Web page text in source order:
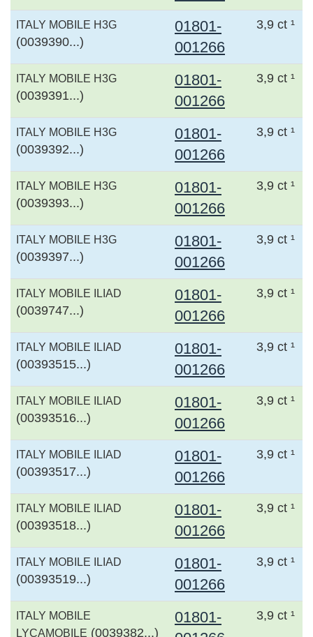
ITALY MOBILE H3G
(0039390...)
01801-
001266
3,9 ct ¹
ITALY MOBILE H3G
(0039391...)
01801-
001266
3,9 ct ¹
ITALY MOBILE H3G
(0039392...)
01801-
001266
3,9 ct ¹
ITALY MOBILE H3G
(0039393...)
01801-
001266
3,9 ct ¹
ITALY MOBILE H3G
(0039397...)
01801-
001266
3,9 ct ¹
ITALY MOBILE ILIAD
(0039747...)
01801-
001266
3,9 ct ¹
ITALY MOBILE ILIAD
(00393515...)
01801-
001266
3,9 ct ¹
ITALY MOBILE ILIAD
(00393516...)
01801-
001266
3,9 ct ¹
ITALY MOBILE ILIAD
(00393517...)
01801-
001266
3,9 ct ¹
ITALY MOBILE ILIAD
(00393518...)
01801-
001266
3,9 ct ¹
ITALY MOBILE ILIAD
(00393519...)
01801-
001266
3,9 ct ¹
ITALY MOBILE
LYCAMOBILE (0039382...)
01801-
3,9 ct ¹